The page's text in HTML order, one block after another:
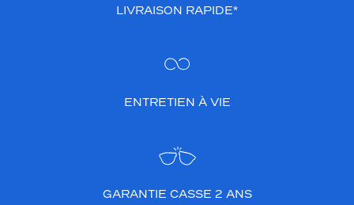
LIVRAISON RAPIDE*
ENTRETIEN À VIE
GARANTIE CASSE 2 ANS